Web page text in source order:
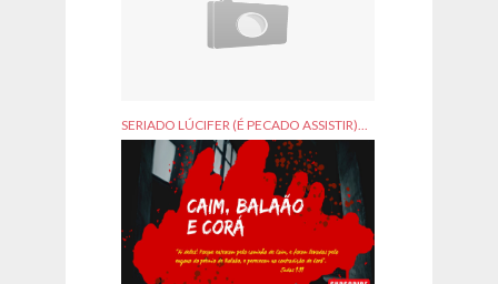
SERIADO LÚCIFER (É PECADO ASSISTIR)...